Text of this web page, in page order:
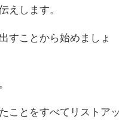
えします。
すことから始めましょ
ことをすべてリストア